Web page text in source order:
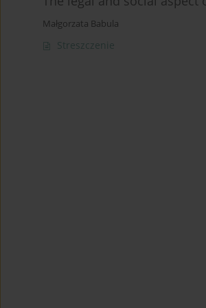
Małgorzata Babula
Streszczenie